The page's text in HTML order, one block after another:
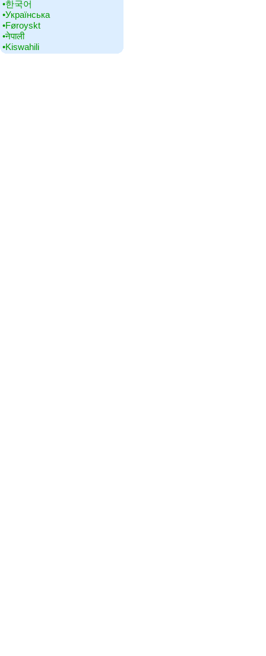
•‎한국어
•‎Українська
•‎Føroyskt
•‎नेपाली
•‎Kiswahili